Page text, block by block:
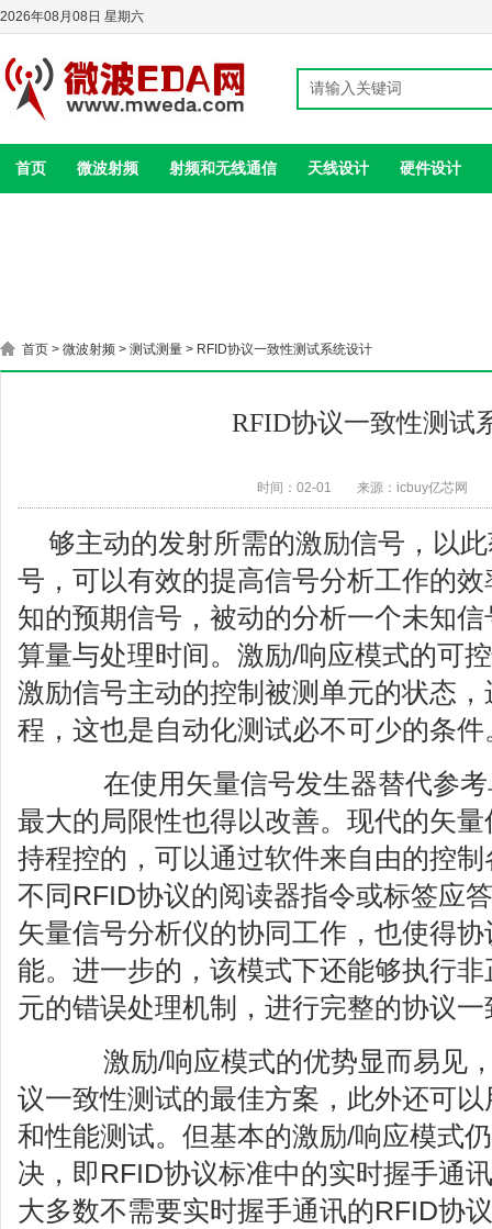
2026年08月08日 星期六
首页 微波射频 射频和无线通信 天线设计 硬件设计
首页 > 微波射频 > 测试测量 > RFID协议一致性测试系统设计
RFID协议一致性测试
时间：02-01 来源：icbuy亿芯网
够主动的发射所需的激励信号，以
号，可以有效的提高信号分析工作的
知的预期信号，被动的分析一个未知
算量与处理时间。激励/响应模式的可
激励信号主动的控制被测单元的状态
程，这也是自动化测试必不可少的条件
在使用矢量信号发生器替代参考
最大的局限性也得以改善。现代的矢
持程控的，可以通过软件来自由的控
不同RFID协议的阅读器指令或标签应
矢量信号分析仪的协同工作，也使得
能。进一步的，该模式下还能够执行
元的错误处理机制，进行完整的协议
激励/响应模式的优势显而易见，
议一致性测试的最佳方案，此外还可
和性能测试。但基本的激励/响应模式
决，即RFID协议标准中的实时握手通
大多数不需要实时握手通讯的RFID协